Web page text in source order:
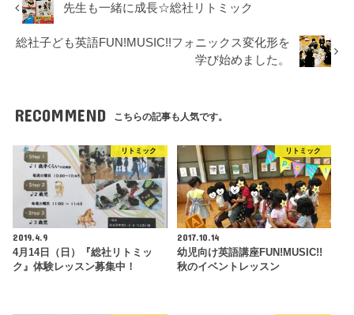
先生も一緒に成長☆総社リトミック
総社子ども英語FUN!MUSIC!!フォニックス変化形を
学び始めました。
RECOMMEND こちらの記事も人気です。
リトミック
2019.4.9
4月14日（日）『総社リトミッ
ク』体験レッスン募集中！
リトミック
2017.10.14
幼児向け英語講座FUN!MUSIC!!
秋のイベントレッスン